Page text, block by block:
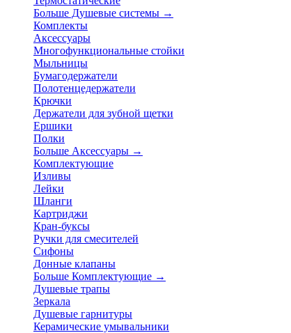
Больше Душевые системы →
Комплекты
Аксессуары
Многофункциональные стойки
Мыльницы
Бумагодержатели
Полотенцедержатели
Крючки
Держатели для зубной щетки
Ершики
Полки
Больше Аксессуары →
Комплектующие
Изливы
Лейки
Шланги
Картриджи
Кран-буксы
Ручки для смесителей
Сифоны
Донные клапаны
Больше Комплектующие →
Душевые трапы
Зеркала
Душевые гарнитуры
Керамические умывальники